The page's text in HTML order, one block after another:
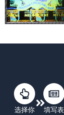
选择你
填写表